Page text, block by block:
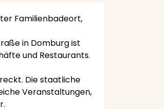
Familienbadeort,
in Domburg ist
und Restaurants.
Die staatliche
Veranstaltungen,